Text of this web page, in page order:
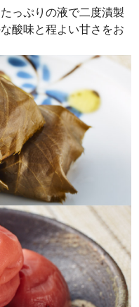
っぷりの液で二度漬製
酸味と程よい甘さをお